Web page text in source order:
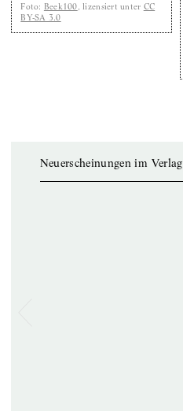
Foto: Beek100, lizensiert unter CC
BY-SA 3.0
Neuerscheinungen im Verlag